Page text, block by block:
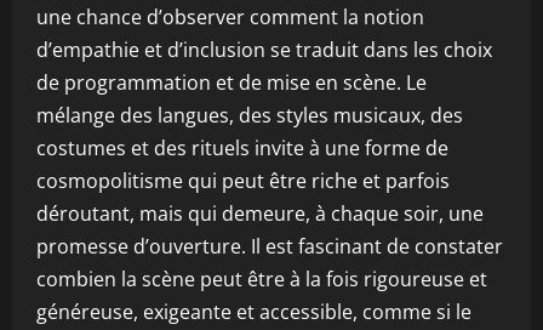
une chance d’observer comment la notion
d’empathie et d’inclusion se traduit dans les choix
de programmation et de mise en scène. Le
mélange des langues, des styles musicaux, des
costumes et des rituels invite à une forme de
cosmopolitisme qui peut être riche et parfois
déroutant, mais qui demeure, à chaque soir, une
promesse d’ouverture. Il est fascinant de constater
combien la scène peut être à la fois rigoureuse et
généreuse, exigeante et accessible, comme si le